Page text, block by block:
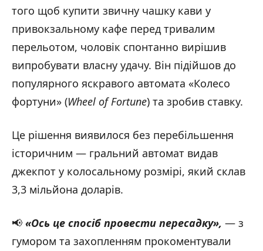
того щоб купити звичну чашку кави у
привокзальному кафе перед тривалим
перельотом, чоловік спонтанно вирішив
випробувати власну удачу. Він підійшов до
популярного яскравого автомата «Колесо
фортуни» (Wheel of Fortune) та зробив ставку.
Це рішення виявилося без перебільшення
історичним — гральний автомат видав
джекпот у колосальному розмірі, який склав
3,3 мільйона доларів.
📢 «Ось це спосіб провести пересадку», — з
гумором та захопленням прокоментували